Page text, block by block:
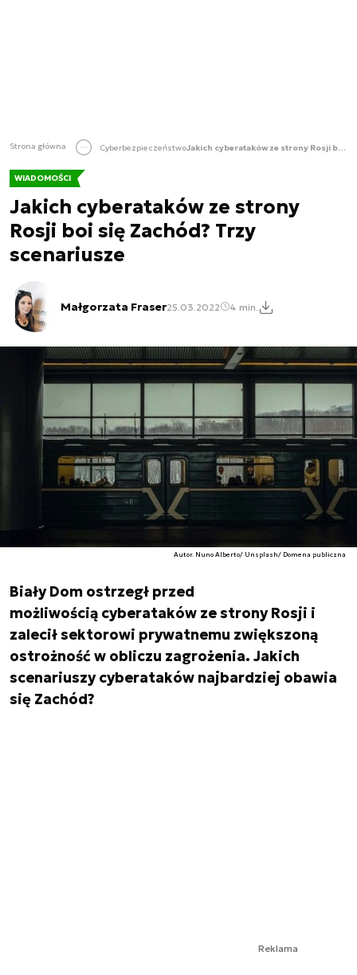
Strona główna Cyberbezpieczeństwo Jakich cyberataków ze strony Rosji boi się Zachód? Trzy scenariusze
WIADOMOŚCI
Jakich cyberataków ze strony
Rosji boi się Zachód? Trzy
scenariusze
Małgorzata Fraser25.03.2022 4 min.
Autor. Nuno Alberto/ Unsplash/ Domena publiczna
Biały Dom ostrzegł przed
możliwością cyberataków ze strony Rosji i
zalecił sektorowi prywatnemu zwiększoną
ostrożność w obliczu zagrożenia. Jakich
scenariuszy cyberataków najbardziej obawia
się Zachód?
Reklama